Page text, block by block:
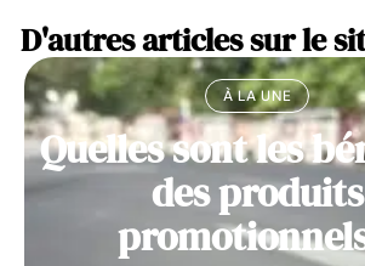
D'autres articles sur le
À LA UNE
Quelles sont les
des produits